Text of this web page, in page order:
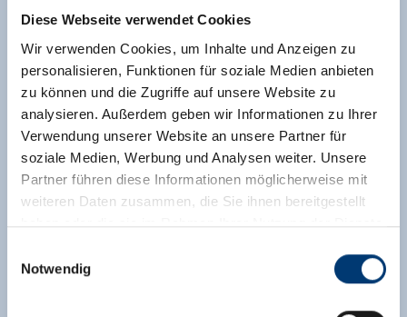
Diese Webseite verwendet Cookies
Wir verwenden Cookies, um Inhalte und Anzeigen zu
personalisieren, Funktionen für soziale Medien anbieten
zu können und die Zugriffe auf unsere Website zu
analysieren. Außerdem geben wir Informationen zu Ihrer
Verwendung unserer Website an unsere Partner für
soziale Medien, Werbung und Analysen weiter. Unsere
Partner führen diese Informationen möglicherweise mit
weiteren Daten zusammen, die Sie ihnen bereitgestellt
haben oder die sie im Rahmen Ihrer Nutzung der Dienste
Notwendig